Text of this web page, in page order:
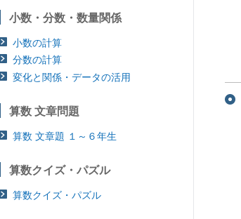
小数・分数・数量関係
小数の計算
分数の計算
変化と関係・データの活用
算数 文章問題
算数 文章題 １～６年生
算数クイズ・パズル
算数クイズ・パズル